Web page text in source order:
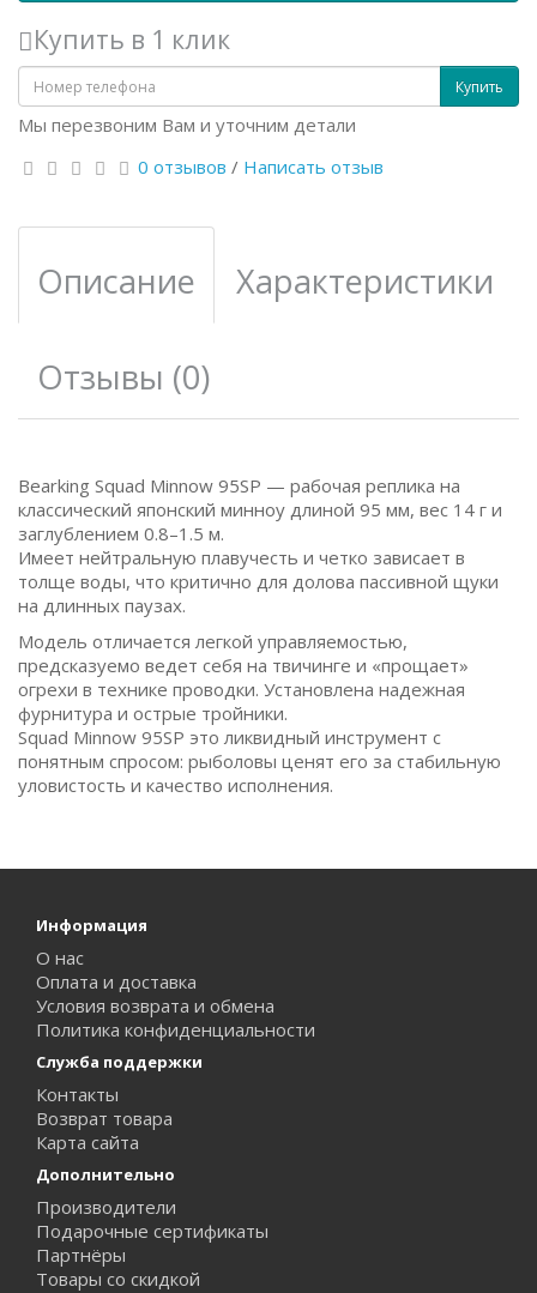
Купить в 1 клик
Купить
Мы перезвоним Вам и уточним детали
0 отзывов / Написать отзыв
Описание Характеристики
Отзывы (0)
Bearking Squad Minnow 95SP — рабочая реплика на
классический японский минноу длиной 95 мм, вес 14 г и
заглублением 0.8–1.5 м.
Имеет нейтральную плавучесть и четко зависает в
толще воды, что критично для долова пассивной щуки
на длинных паузах.
Модель отличается легкой управляемостью,
предсказуемо ведет себя на твичинге и «прощает»
огрехи в технике проводки. Установлена надежная
фурнитура и острые тройники.
Squad Minnow 95SP это ликвидный инструмент с
понятным спросом: рыболовы ценят его за стабильную
уловистость и качество исполнения.
Информация
О нас
Оплата и доставка
Условия возврата и обмена
Политика конфиденциальности
Служба поддержки
Контакты
Возврат товара
Карта сайта
Дополнительно
Производители
Подарочные сертификаты
Партнёры
Товары со скидкой